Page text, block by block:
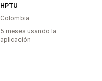
HPTU
Colombia
5 meses usando la
aplicación